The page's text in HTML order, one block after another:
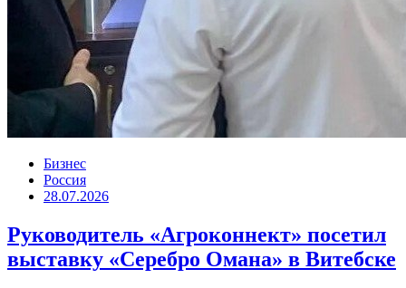
Бизнес
Россия
28.07.2026
Руководитель «Агроконнект» посетил
выставку «Серебро Омана» в Витебске